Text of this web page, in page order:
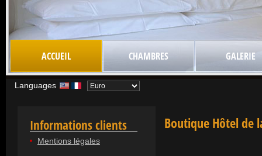
ACCUEIL CHAMBRES GALERIE
Languages
Informations clients
Mentions légales
Boutique Hôtel de